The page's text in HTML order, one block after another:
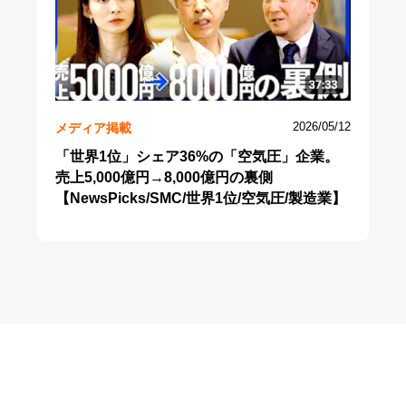
メディア掲載 2026/05/12
「世界1位」シェア36%の「空気圧」企業。
売上5,000億円→8,000億円の裏側
【NewsPicks/SMC/世界1位/空気圧/製造業】